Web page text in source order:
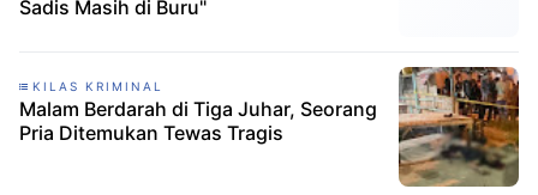
Sadis Masih di Buru"
KILAS KRIMINAL
Malam Berdarah di Tiga Juhar, Seorang
Pria Ditemukan Tewas Tragis